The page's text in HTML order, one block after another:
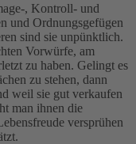
, Kontroll- und
und Ordnungsgefügen
sind sie unpünktlich.
Vorwürfe, am
zu haben. Gelingt es
zu stehen, dann
weil sie gut verkaufen
man ihnen die
versprühen